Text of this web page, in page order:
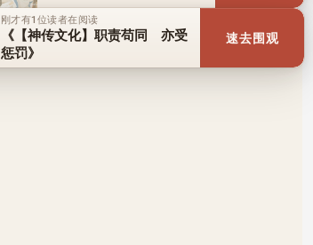
刚才有1位读者在阅读
《【神传文化】职责苟同 亦受
惩罚》
速去围观